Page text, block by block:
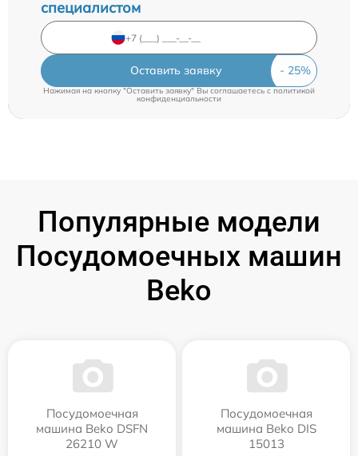
специалистом
Оставить заявку
Нажимая на кнопку "Оставить заявку" Вы соглашаетесь c политикой
конфиденциальности
Популярные модели
Посудомоечных машин
Beko
Посудомоечная
машина Beko DSFN
26210 W
Посудомоечная
машина Beko DIS
15013